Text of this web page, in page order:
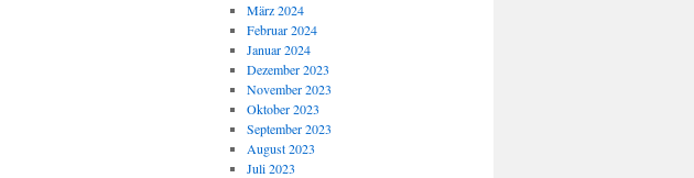
März 2024
Februar 2024
Januar 2024
Dezember 2023
November 2023
Oktober 2023
September 2023
August 2023
Juli 2023